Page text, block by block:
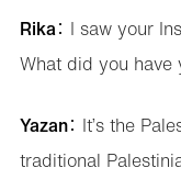
Rika： I saw your
What did you have
Yazan： It’s the
traditional